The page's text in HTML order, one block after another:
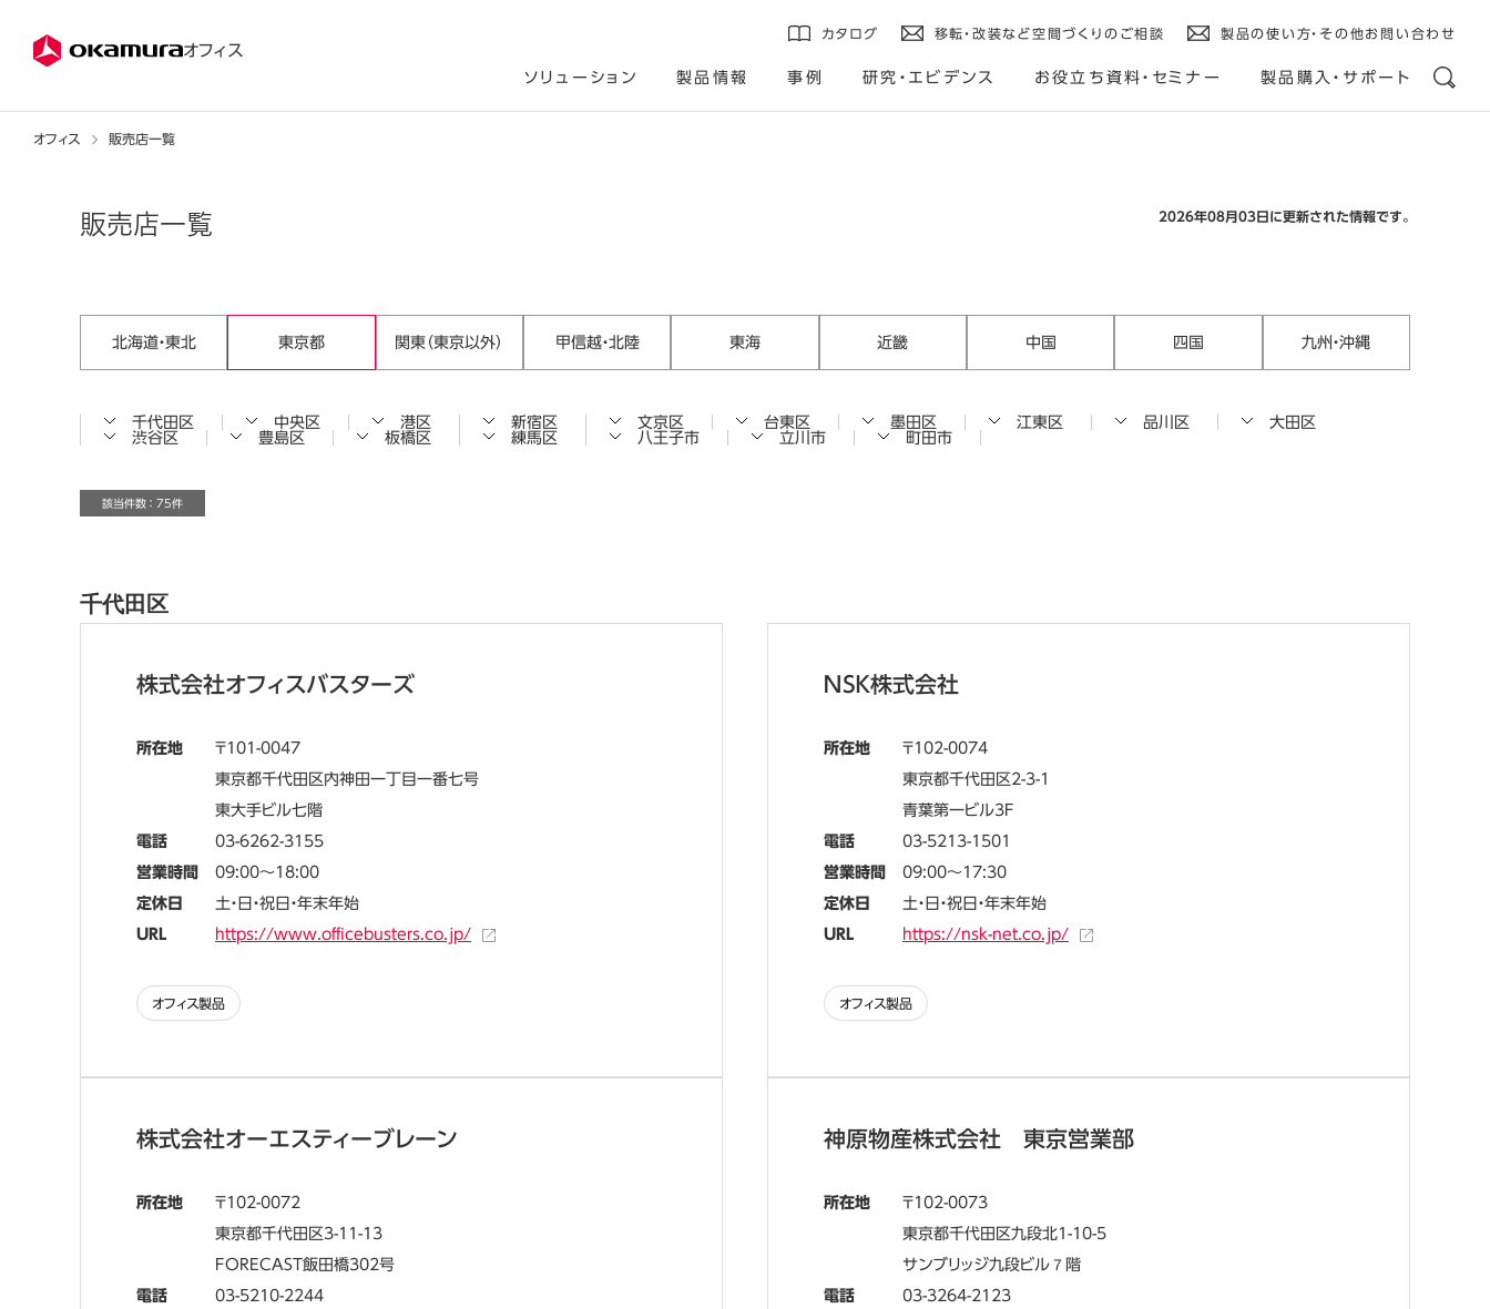
オフィス
カタログ 移転・改装など空間づくりのご相談 製品の使い方・その他お問い合わせ
ソリューション 製品情報 事例 研究・エビデンス お役立ち資料・セミナー 製品購入・サポート
オフィス 販売店一覧
販売店一覧 2026年08月03日に更新された情報です。
北海道・東北 東京都 関東（東京以外） 甲信越・北陸 東海 近畿 中国 四国 九州・沖縄
千代田区 中央区 港区 新宿区 文京区 台東区 墨田区 江東区 品川区
大田区
渋谷区
豊島区 板橋区 練馬区 八王子市 立川市 町田市
該当件数 ： 75件
千代田区
株式会社オフィスバスターズ
所在地
101-0047
東京都千代田区内神田一丁目一番七号
東大手ビル七階
電話
03-6262-3155
営業時間
09:00～18:00
定休日
土・日・祝日・年末年始
URL
https://www.officebusters.co.jp/
オフィス製品
ＮＳＫ株式会社
所在地
102-0074
東京都千代田区2-3-1
青葉第一ビル3F
電話
03-5213-1501
営業時間
09:00～17:30
定休日
土・日・祝日・年末年始
URL
https://nsk-net.co.jp/
オフィス製品
株式会社オーエスティーブレーン
所在地
102-0072
東京都千代田区3-11-13
FORECAST飯田橋302号
電話
03-5210-2244
神原物産株式会社 東京営業部
所在地
102-0073
東京都千代田区九段北1-10-5
サンブリッジ九段ビル７階
電話
03-3264-2123